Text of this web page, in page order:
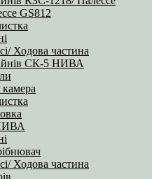
GS812
Ходова частина
СК-5 НИВА
Ходова частина